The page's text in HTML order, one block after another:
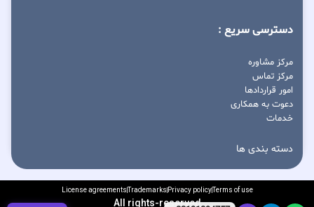
دسترسی سریع :
مرکز مشاوره
مرکز تماس
امور قراردادها
دعوت به همکاری
خدمات
دسته بندی ها
Terms of use
Privacy policy
Trademarks
License agreements
All rights-reserved